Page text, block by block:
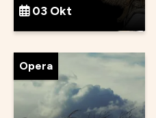
03 Okt
Opera